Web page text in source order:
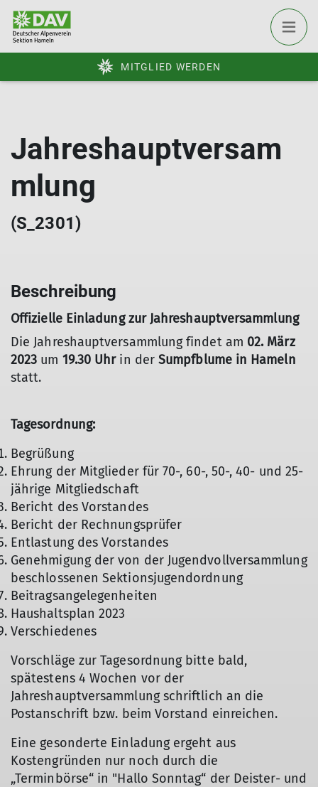
MITGLIED WERDEN
Jahreshauptversam
mlung
(S_2301)
Beschreibung
Offizielle Einladung zur Jahreshauptversammlung
Die Jahreshauptversammlung findet am 02. März
2023 um 19.30 Uhrin derSumpfblume in Hameln
statt.
Tagesordnung:
Begrüßung
Ehrung der Mitglieder für 70-, 60-, 50-, 40- und 25-
jährige Mitgliedschaft
Bericht des Vorstandes
Bericht der Rechnungsprüfer
Entlastung des Vorstandes
Genehmigung der von der Jugendvollversammlung
beschlossenen Sektionsjugendordnung
Beitragsangelegenheiten
Haushaltsplan 2023
Verschiedenes
Vorschläge zur Tagesordnung bitte bald,
spätestens 4 Wochen vor der
Jahreshauptversammlung schriftlich an die
Postanschrift bzw. beim Vorstand einreichen.
Eine gesonderte Einladung ergeht aus
Kostengründen nur noch durch die
„Terminbörse“ in "Hallo Sonntag“ der Deister- und